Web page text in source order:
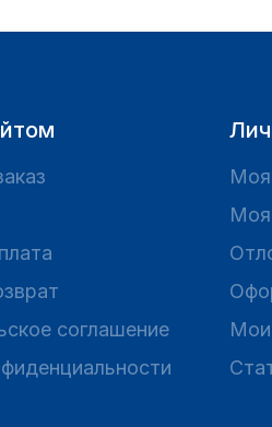
соглашение
Моя
Моя
Мои